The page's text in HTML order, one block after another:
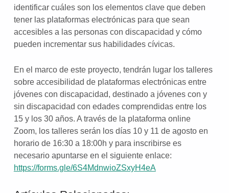
identificar cuáles son los elementos clave que deben
tener las plataformas electrónicas para que sean
accesibles a las personas con discapacidad y cómo
pueden incrementar sus habilidades cívicas.
En el marco de este proyecto, tendrán lugar los talleres
sobre accesibilidad de plataformas electrónicas entre
jóvenes con discapacidad, destinado a jóvenes con y
sin discapacidad con edades comprendidas entre los
15 y los 30 años. A través de la plataforma online
Zoom, los talleres serán los días 10 y 11 de agosto en
horario de 16:30 a 18:00h y para inscribirse es
necesario apuntarse en el siguiente enlace:
https://forms.gle/6S4MdnwioZSxyH4eA